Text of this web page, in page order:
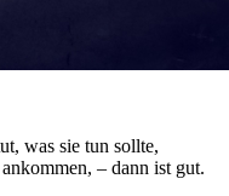
was sie tun sollte,
– dann ist gut.